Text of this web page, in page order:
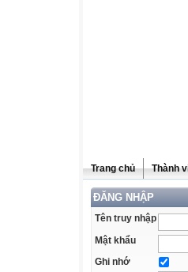
Trang chủ Thành
ĐĂNG NHẬP
Tên truy nhập
Mật khẩu
Ghi nhớ